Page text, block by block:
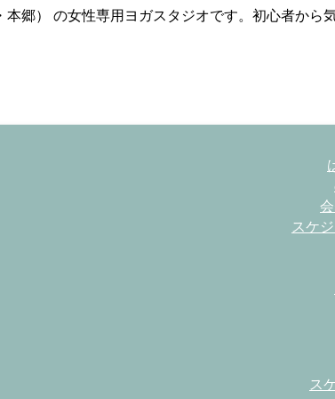
郷） の女性専用ヨガスタジオです。初心者から
スケ
ス